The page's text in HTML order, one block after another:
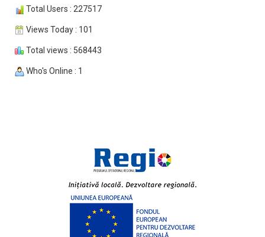
Total Users : 227517
Views Today : 101
Total views : 568443
Who's Online : 1